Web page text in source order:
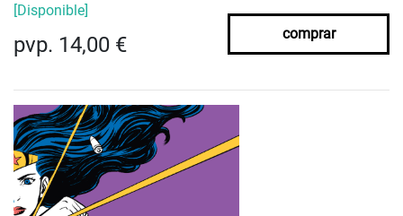
[Disponible]
pvp. 14,00 € comprar